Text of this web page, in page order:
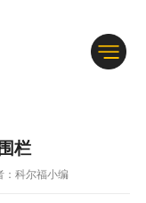
栏
：科尔福小编